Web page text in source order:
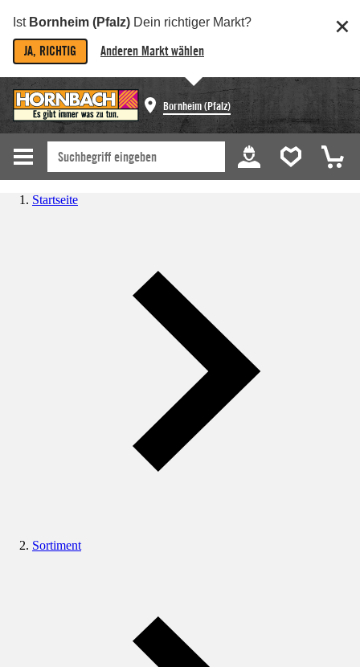
Ist Bornheim (Pfalz) Dein richtiger Markt?
JA, RICHTIG Anderen Markt wählen
Bornheim (Pfalz)
Startseite
Sortiment